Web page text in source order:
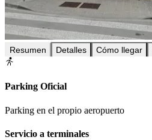
Resumen Detalles Cómo llegar
Parking Oficial
Parking en el propio aeropuerto
Servicio a terminales